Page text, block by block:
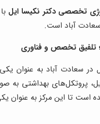
تخصصی دکتر نکیسا ایل
سعادت آباد است.
تلفیق تخصص و فناوری
سعادت آباد به عنوان
پروتکل‌های بهداشتی به
است تا این مرکز به عنوان